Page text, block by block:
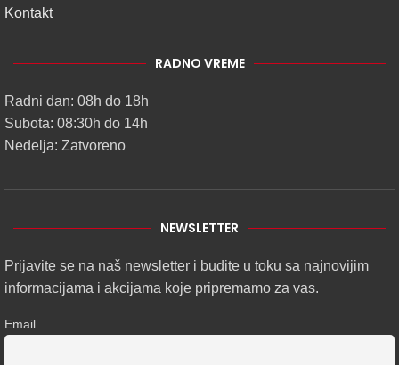
Kontakt
RADNO VREME
Radni dan: 08h do 18h
Subota: 08:30h do 14h
Nedelja: Zatvoreno
NEWSLETTER
Prijavite se na naš newsletter i budite u toku sa najnovijim
informacijama i akcijama koje pripremamo za vas.
Email